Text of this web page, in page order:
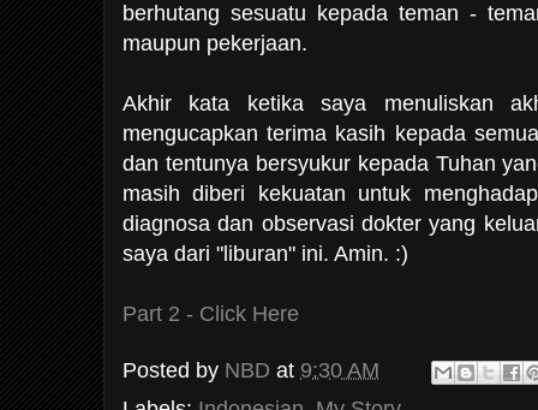
berhutang sesuatu kepada teman -
maupun pekerjaan.
Akhir kata ketika saya menuliskan
mengucapkan terima kasih kepada
dan tentunya bersyukur kepada Tuhan
masih diberi kekuatan untuk
diagnosa dan observasi dokter yang
saya dari "liburan" ini. Amin. :)
Part 2 - Click Here
Posted by NBD at 9:30 AM